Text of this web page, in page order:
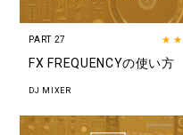
PART 27 ★★
FX FREQUENCYの使い方
DJ MIXER